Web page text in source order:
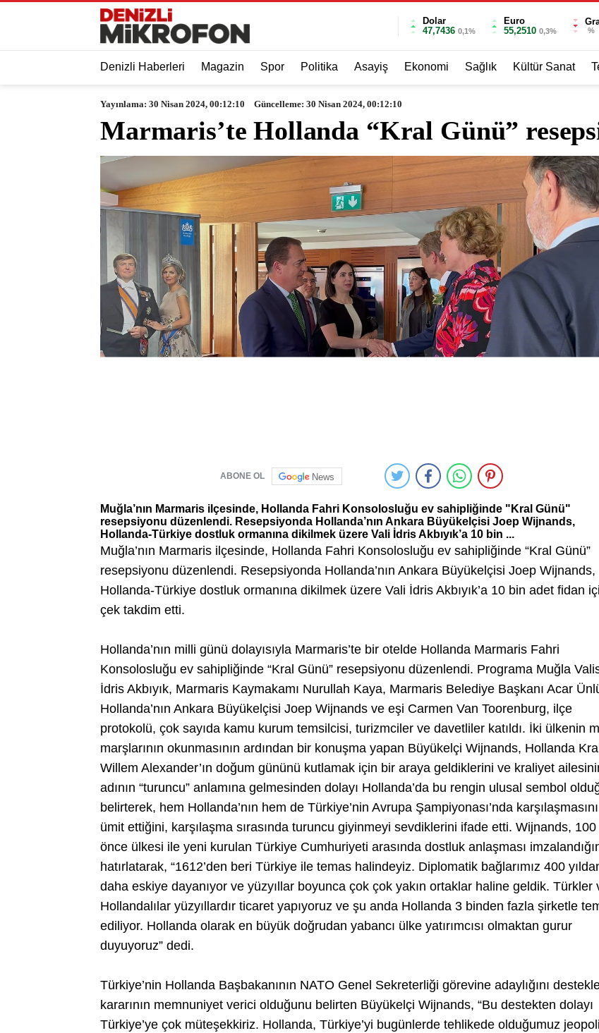
Dolar
47,7436 0,1%
Euro
55,2510 0,3% %
Denizli Haberleri Magazin Spor Politika Asayiş Ekonomi Sağlık Kültür Sanat
Yayınlama: 30 Nisan 2024, 00:12:10 Güncelleme: 30 Nisan 2024, 00:12:10
Marmaris’te Hollanda “Kral Günü”
ABONE OL News
Muğla’nın Marmaris ilçesinde, Hollanda Fahri Konsolosluğu ev sahipliğinde "Kral Günü"
resepsiyonu düzenlendi. Resepsiyonda Hollanda’nın Ankara Büyükelçisi Joep Wijnands,
Hollanda-Türkiye dostluk ormanına dikilmek üzere Vali İdris Akbıyık’a 10 bin ...
Muğla’nın Marmaris ilçesinde, Hollanda Fahri Konsolosluğu ev sahipliğinde “Kral Günü”
resepsiyonu düzenlendi. Resepsiyonda Hollanda’nın Ankara Büyükelçisi Joep Wijnands,
Hollanda-Türkiye dostluk ormanına dikilmek üzere Vali İdris Akbıyık’a 10 bin adet fidan
çek takdim etti.
Hollanda’nın milli günü dolayısıyla Marmaris’te bir otelde Hollanda Marmaris Fahri
Konsolosluğu ev sahipliğinde “Kral Günü” resepsiyonu düzenlendi. Programa Muğla
İdris Akbıyık, Marmaris Kaymakamı Nurullah Kaya, Marmaris Belediye Başkanı Acar
Hollanda’nın Ankara Büyükelçisi Joep Wijnands ve eşi Carmen Van Toorenburg, ilçe
protokolü, çok sayıda kamu kurum temsilcisi, turizmciler ve davetliler katıldı. İki ülkenin
marşlarının okunmasının ardından bir konuşma yapan Büyükelçi Wijnands, Hollanda
Willem Alexander’ın doğum gününü kutlamak için bir araya geldiklerini ve kraliyet
adının “turuncu” anlamına gelmesinden dolayı Hollanda’da bu rengin ulusal sembol
belirterek, hem Hollanda’nın hem de Türkiye’nin Avrupa Şampiyonası’nda karşılaşmasını
ümit ettiğini, karşılaşma sırasında turuncu giyinmeyi sevdiklerini ifade etti. Wijnands, 100
önce ülkesi ile yeni kurulan Türkiye Cumhuriyeti arasında dostluk anlaşması
hatırlatarak, “1612’den beri Türkiye ile temas halindeyiz. Diplomatik bağlarımız 400
daha eskiye dayanıyor ve yüzyıllar boyunca çok çok yakın ortaklar haline geldik. Türkler
Hollandalılar yüzyıllardır ticaret yapıyoruz ve şu anda Hollanda 3 binden fazla şirketle
ediliyor. Hollanda olarak en büyük doğrudan yabancı ülke yatırımcısı olmaktan gurur
duyuyoruz” dedi.
Türkiye’nin Hollanda Başbakanının NATO Genel Sekreterliği görevine adaylığını
kararının memnuniyet verici olduğunu belirten Büyükelçi Wijnands, “Bu destekten dolayı
Türkiye’ye çok müteşekkiriz. Hollanda, Türkiye’yi bugünlerde tehlikede olduğumuz